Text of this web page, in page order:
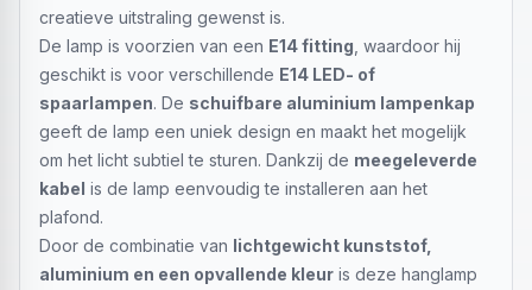
creatieve uitstraling gewenst is.
De lamp is voorzien van een E14 fitting , waardoor hij
geschikt is voor verschillende E14 LED- of
spaarlampen. De schuifbare aluminium lampenkap
geeft de lamp een uniek design en maakt het mogelijk
om het licht subtiel te sturen. Dankzij de meegeleverde
kabel is de lamp eenvoudig te installeren aan het
plafond.
Door de combinatie van lichtgewicht kunststof,
aluminium en een opvallende kleur is deze hanglamp